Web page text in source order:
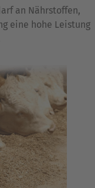
an Nährstoffen,
eine hohe Leistung